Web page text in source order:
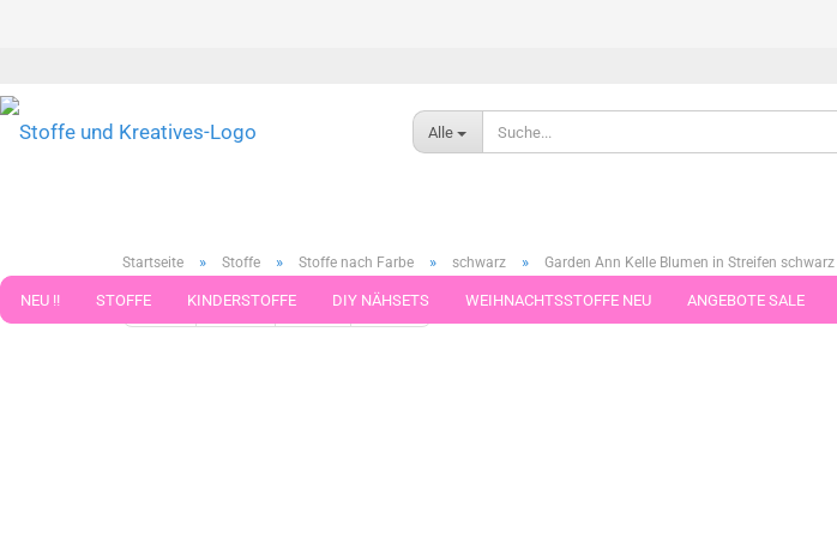
Alle
NEU !! STOFFE KINDERSTOFFE DIY NÄHSETS WEIHNACHTSSTOFFE NEU ANGEBOTE SALE
Startseite » Stoffe » Stoffe nach Farbe » schwarz » Garden Ann Kelle Blumen in Streifen schwarz
« Erster « zurück weiter » Letzter » Artikel in dieser Kategorie